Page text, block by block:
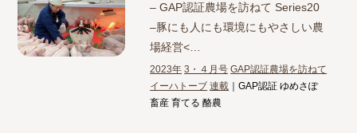
– GAP認証農場を訪ねて Series20
–豚にも人にも環境にもやさしい農
場経営<…
2023年 3・４月号 GAP認証農場を訪ねて
イーハトーブ 連載 ｜GAP認証 ゆめさぽ
畜産 育てる 酪農